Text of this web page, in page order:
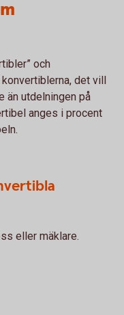
och
konvertiblerna, det vill
än utdelningen på
anges i procent
eller mäklare.